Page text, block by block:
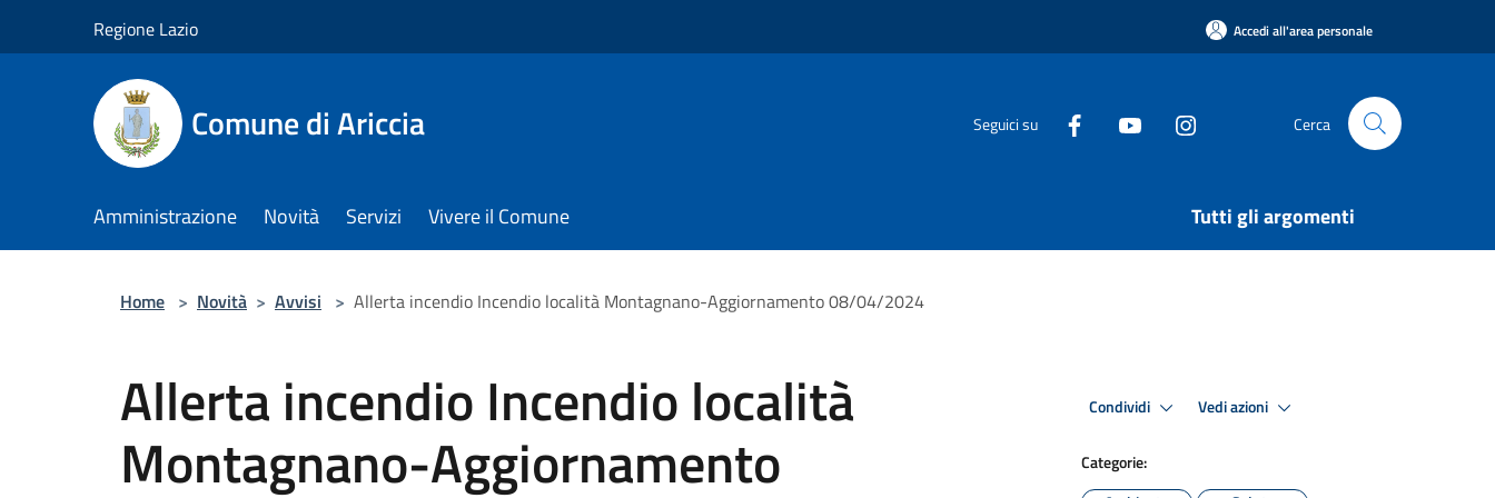
Regione Lazio Accedi all'area personale
Comune di Ariccia Seguici su Cerca
Amministrazione Novità Servizi Vivere il Comune Tutti gli argomenti
Home > Novità > Avvisi > Allerta incendio Incendio località Montagnano-Aggiornamento 08/04/2024
Allerta incendio Incendio località
Montagnano-Aggiornamento
Condividi Vedi azioni
Categorie: